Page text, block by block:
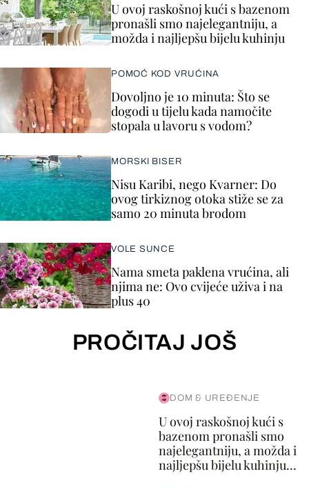
U ovoj raskošnoj kući s bazenom
pronašli smo najelegantniju, a
možda i najljepšu bijelu kuhinju
POMOĆ KOD VRUĆINA
Dovoljno je 10 minuta: Što se
dogodi u tijelu kada namočite
stopala u lavoru s vodom?
MORSKI BISER
Nisu Karibi, nego Kvarner: Do
ovog tirkiznog otoka stiže se za
samo 20 minuta brodom
VOLE SUNCE
Nama smeta paklena vrućina, ali
njima ne: Ovo cvijeće uživa i na
plus 40
PROČITAJ JOŠ
DOM & UREĐENJE
U ovoj raskošnoj kući s
bazenom pronašli smo
najelegantniju, a možda i
najljepšu bijelu kuhinju...